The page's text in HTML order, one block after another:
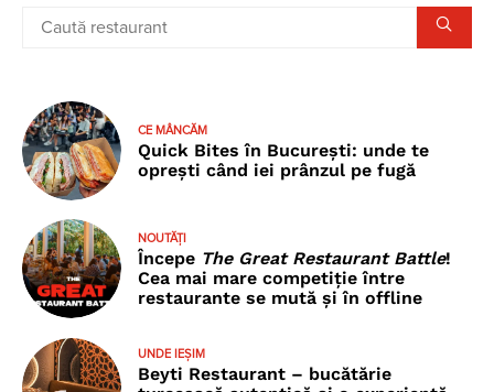
CE MÂNCĂM
Quick Bites în București: unde te
oprești când iei prânzul pe fugă
NOUTĂȚI
Începe The Great Restaurant Battle!
Cea mai mare competiție între
restaurante se mută și în offline
UNDE IEȘIM
Beyti Restaurant – bucătărie